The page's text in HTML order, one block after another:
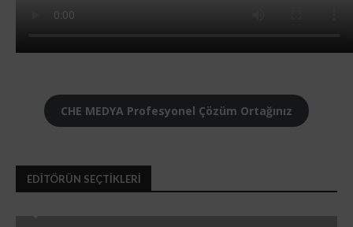
CHE MEDYA Profesyonel Çözüm Ortağınız
EDİTÖRÜN SEÇTİKLERİ